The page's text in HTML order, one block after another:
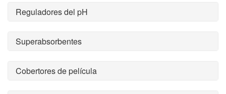
Reguladores del pH
Superabsorbentes
Cobertores de película